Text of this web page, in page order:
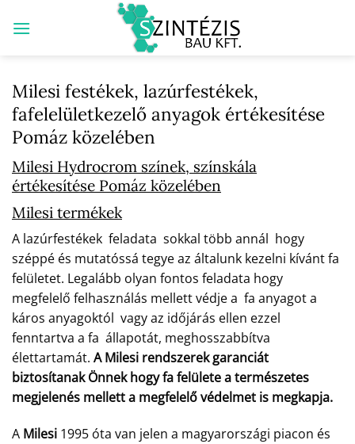
Milesi festékek, lazúrfestékek,
fafelelületkezelő anyagok értékesítése
Pomáz közelében
Milesi Hydrocrom színek, színskála
értékesítése Pomáz közelében
Milesi termékek
A lazúrfestékek feladata sokkal több annál hogy
széppé és mutatóssá tegye az általunk kezelni kívánt fa
felületet. Legalább olyan fontos feladata hogy
megfelelő felhasználás mellett védje a fa anyagot a
káros anyagoktól vagy az időjárás ellen ezzel
fenntartva a fa állapotát, meghosszabbítva
élettartamát. A Milesi rendszerek garanciát
biztosítanak Önnek hogy fa felülete a természetes
megjelenés mellett a megfelelő védelmet is megkapja.
A Milesi 1995 óta van jelen a magyarországi piacon és